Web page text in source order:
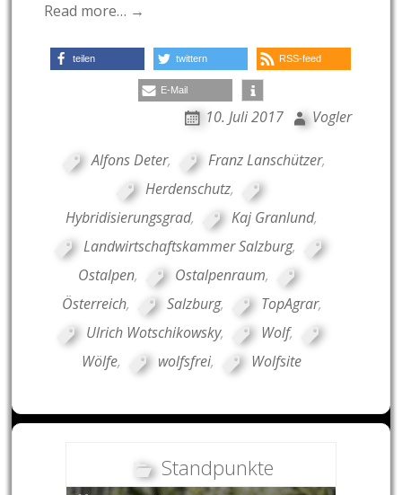
Read more… →
teilen twittern RSS-feed
E-Mail
10. Juli 2017 Vogler
Alfons Deter, Franz Lanschützer,
Herdenschutz,
Hybridisierungsgrad, Kaj Granlund,
Landwirtschaftskammer Salzburg,
Ostalpen, Ostalpenraum,
Österreich, Salzburg, TopAgrar,
Ulrich Wotschikowsky, Wolf,
Wölfe, wolfsfrei, Wolfsite
Standpunkte